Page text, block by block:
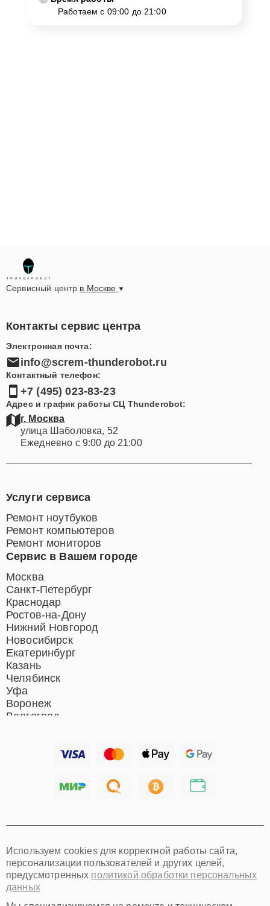
Работаем с 09:00 до 21:00
Сервисный центр в Москве
Контакты сервис центра
Электронная почта:
info@screm-thunderobot.ru
Контактный телефон:
+7 (495) 023-83-23
Адрес и график работы СЦ Thunderobot:
г. Москва
улица Шаболовка, 52
Ежедневно с 9:00 до 21:00
Сервис в Вашем городе
Москва
Санкт-Петербург
Краснодар
Ростов-на-Дону
Нижний Новгород
Новосибирск
Екатеринбург
Казань
Челябинск
Уфа
Воронеж
Волгоград
Хабаровск
Омск
Красноярск
Пермь
Ульяновск
Услуги сервиса
Ремонт ноутбуков
Ремонт компьютеров
Ремонт мониторов
Используем cookies для корректной работы сайта,
персонализации пользователей и других целей,
предусмотренных политикой обработки персональных
данных